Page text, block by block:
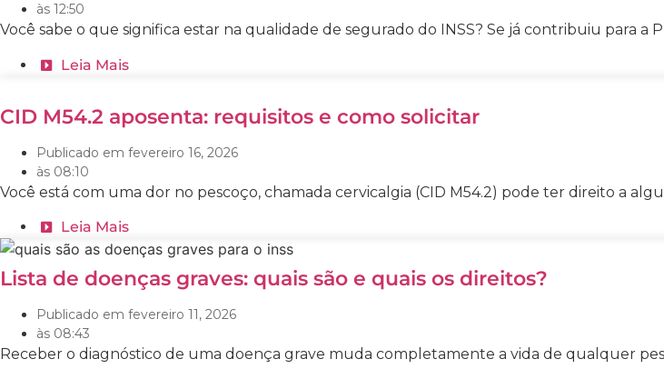
às 12:50
Você sabe o que significa estar na qualidade de segurado do INSS? Se já contribuiu para a
Leia Mais
CID M54.2 aposenta: requisitos e como solicitar
Publicado em fevereiro 16, 2026
às 08:10
Você está com uma dor no pescoço, chamada cervicalgia (CID M54.2) pode ter direito a
Leia Mais
Lista de doenças graves: quais são e quais os direitos?
Publicado em fevereiro 11, 2026
às 08:43
Receber o diagnóstico de uma doença grave muda completamente a vida de qualquer